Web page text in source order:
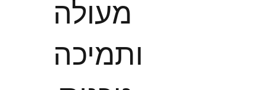
מעולה
ותמיכה